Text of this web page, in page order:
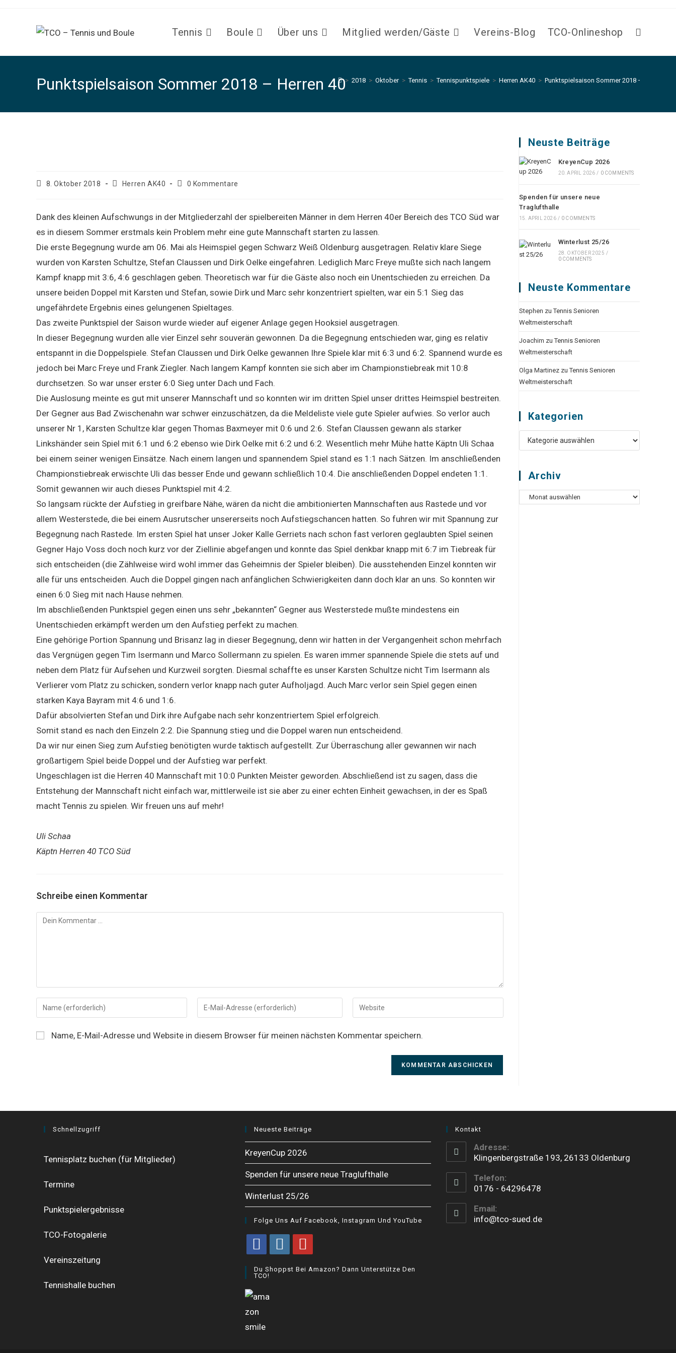
Tennis Boule Über uns Mitglied werden/Gäste Vereins-Blog TCO-Onlineshop
Suche
Punktspielsaison Sommer 2018 – Herren 40> 2018 > Oktober > Tennis > Tennispunktspiele > Herren AK40 > Punktspielsaison Sommer 2018 – Herren 40
Beitrag
8. Oktober 2018
Beitrags-
Herren AK40
Beitrags-
0 Kommentare
Dank des kleinen Aufschwungs in der Mitgliederzahl der spielbereiten Männer in dem Herren 40er Bereich des TCO Süd war
es in diesem Sommer erstmals kein Problem mehr eine gute Mannschaft starten zu lassen.
Die erste Begegnung wurde am 06. Mai als Heimspiel gegen Schwarz Weiß Oldenburg ausgetragen. Relativ klare Siege
wurden von Karsten Schultze, Stefan Claussen und Dirk Oelke eingefahren. Lediglich Marc Freye mußte sich nach langem
Kampf knapp mit 3:6, 4:6 geschlagen geben. Theoretisch war für die Gäste also noch ein Unentschieden zu erreichen. Da
unsere beiden Doppel mit Karsten und Stefan, sowie Dirk und Marc sehr konzentriert spielten, war ein 5:1 Sieg das
ungefährdete Ergebnis eines gelungenen Spieltages.
Das zweite Punktspiel der Saison wurde wieder auf eigener Anlage gegen Hooksiel ausgetragen.
In dieser Begegnung wurden alle vier Einzel sehr souverän gewonnen. Da die Begegnung entschieden war, ging es relativ
entspannt in die Doppelspiele. Stefan Claussen und Dirk Oelke gewannen Ihre Spiele klar mit 6:3 und 6:2. Spannend wurde es
jedoch bei Marc Freye und Frank Ziegler. Nach langem Kampf konnten sie sich aber im Championstiebreak mit 10:8
durchsetzen. So war unser erster 6:0 Sieg unter Dach und Fach.
Die Auslosung meinte es gut mit unserer Mannschaft und so konnten wir im dritten Spiel unser drittes Heimspiel bestreiten.
Der Gegner aus Bad Zwischenahn war schwer einzuschätzen, da die Meldeliste viele gute Spieler aufwies. So verlor auch
unserer Nr 1, Karsten Schultze klar gegen Thomas Baxmeyer mit 0:6 und 2:6. Stefan Claussen gewann als starker
Linkshänder sein Spiel mit 6:1 und 6:2 ebenso wie Dirk Oelke mit 6:2 und 6:2. Wesentlich mehr Mühe hatte Käptn Uli Schaa
bei einem seiner wenigen Einsätze. Nach einem langen und spannendem Spiel stand es 1:1 nach Sätzen. Im anschließenden
Championstiebreak erwischte Uli das besser Ende und gewann schließlich 10:4. Die anschließenden Doppel endeten 1:1.
Somit gewannen wir auch dieses Punktspiel mit 4:2.
So langsam rückte der Aufstieg in greifbare Nähe, wären da nicht die ambitionierten Mannschaften aus Rastede und vor
allem Westerstede, die bei einem Ausrutscher unsererseits noch Aufstiegschancen hatten. So fuhren wir mit Spannung zur
Begegnung nach Rastede. Im ersten Spiel hat unser Joker Kalle Gerriets nach schon fast verloren geglaubten Spiel seinen
Gegner Hajo Voss doch noch kurz vor der Ziellinie abgefangen und konnte das Spiel denkbar knapp mit 6:7 im Tiebreak für
sich entscheiden (die Zählweise wird wohl immer das Geheimnis der Spieler bleiben). Die ausstehenden Einzel konnten wir
alle für uns entscheiden. Auch die Doppel gingen nach anfänglichen Schwierigkeiten dann doch klar an uns. So konnten wir
einen 6:0 Sieg mit nach Hause nehmen.
Im abschließenden Punktspiel gegen einen uns sehr „bekannten“ Gegner aus Westerstede mußte mindestens ein
Unentschieden erkämpft werden um den Aufstieg perfekt zu machen.
Eine gehörige Portion Spannung und Brisanz lag in dieser Begegnung, denn wir hatten in der Vergangenheit schon mehrfach
das Vergnügen gegen Tim Isermann und Marco Sollermann zu spielen. Es waren immer spannende Spiele die stets auf und
neben dem Platz für Aufsehen und Kurzweil sorgten. Diesmal schaffte es unser Karsten Schultze nicht Tim Isermann als
Verlierer vom Platz zu schicken, sondern verlor knapp nach guter Aufholjagd. Auch Marc verlor sein Spiel gegen einen
starken Kaya Bayram mit 4:6 und 1:6.
Dafür absolvierten Stefan und Dirk ihre Aufgabe nach sehr konzentriertem Spiel erfolgreich.
Somit stand es nach den Einzeln 2:2. Die Spannung stieg und die Doppel waren nun entscheidend.
Da wir nur einen Sieg zum Aufstieg benötigten wurde taktisch aufgestellt. Zur Überraschung aller gewannen wir nach
großartigem Spiel beide Doppel und der Aufstieg war perfekt.
Ungeschlagen ist die Herren 40 Mannschaft mit 10:0 Punkten Meister geworden. Abschließend ist zu sagen, dass die
Entstehung der Mannschaft nicht einfach war, mittlerweile ist sie aber zu einer echten Einheit gewachsen, in der es Spaß
macht Tennis zu spielen. Wir freuen uns auf mehr!
Uli Schaa
Käptn Herren 40 TCO Süd
Schreibe einen Kommentar
Kommentar
Gib
deinen
oder
Gib
deine
Mail-
Gib
deine
URL
Name, E-Mail-Adresse und Website in diesem Browser für meinen nächsten Kommentar speichern.
Neuste Beiträge
KreyenCup 2026
20. APRIL 2026 / 0 COMMENTS
Spenden für unsere neue
Traglufthalle
15. APRIL 2026 / 0 COMMENTS
Winterlust 25/26
28. OKTOBER 2025 /
0 COMMENTS
Neuste Kommentare
Stephen zuTennis Senioren
Weltmeisterschaft
Joachim zuTennis Senioren
Weltmeisterschaft
Olga Martinez zuTennis Senioren
Weltmeisterschaft
Kategorien
Kategorien
Archiv
Archiv
Schnellzugriff
Tennisplatz buchen (für Mitglieder)
Termine
Punktspielergebnisse
TCO-Fotogalerie
Vereinszeitung
Tennishalle buchen
Neueste Beiträge
KreyenCup 2026
Spenden für unsere neue Traglufthalle
Winterlust 25/26
Folge Uns Auf Facebook, Instagram Und YouTube
new
tab
in
new
in
Du Shoppst Bei Amazon? Dann Unterstütze Den
TCO!
Kontakt
Adresse:
Klingenbergstraße 193, 26133 Oldenburg
Telefon:
0176 - 64296478
in
your
Email:
info@tco-sued.de